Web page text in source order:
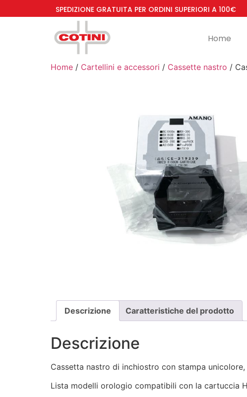
SPEDIZIONE GRATUITA PER ORDINI SUPERIORI A 100€
Home
Home / Cartellini e accessori / Cassette nastro /
Descrizione Caratteristiche del prodotto
Descrizione
Cassetta nastro di inchiostro con stampa
Lista modelli orologio compatibili con la cartuccia